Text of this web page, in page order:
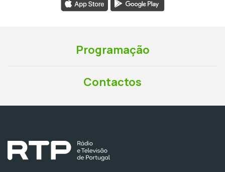
Programação
Contactos